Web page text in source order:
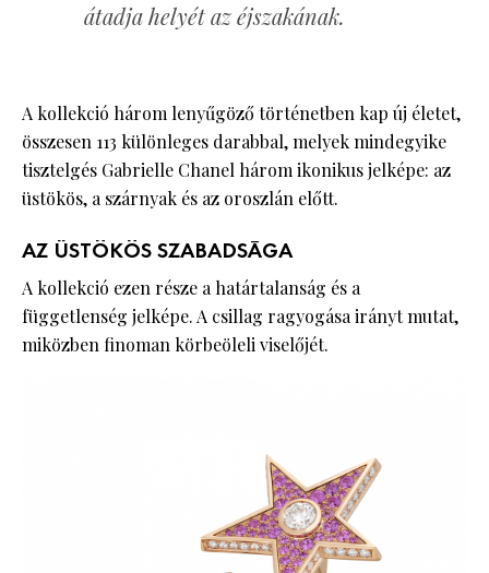
átadja helyét az éjszakának.
A kollekció három lenyűgöző történetben kap új életet,
összesen 113 különleges darabbal, melyek mindegyike
tisztelgés Gabrielle Chanel három ikonikus jelképe: az
üstökös, a szárnyak és az oroszlán előtt.
AZ ÜSTÖKÖS SZABADSÁGA
A kollekció ezen része a határtalanság és a
függetlenség jelképe. A csillag ragyogása irányt mutat,
miközben finoman körbeöleli viselőjét.